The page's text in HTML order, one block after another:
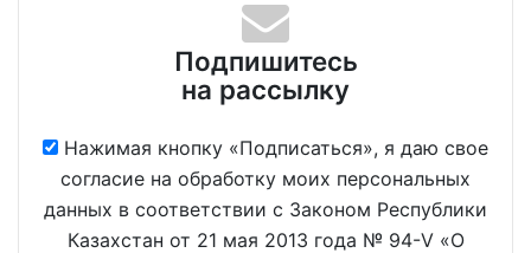
Подпишитесь
на рассылку
Нажимая кнопку «Подписаться», я даю свое
согласие на обработку моих персональных
данных в соответствии с Законом Республики
Казахстан от 21 мая 2013 года № 94-V «О